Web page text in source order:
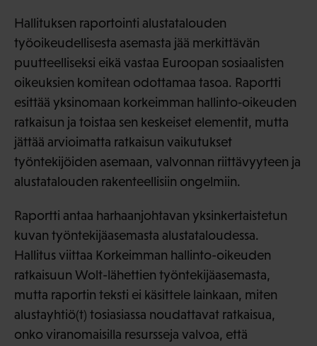
Hallituksen raportointi alustatalouden
työoikeudellisesta asemasta jää merkittävän
puutteelliseksi eikä vastaa Euroopan sosiaalisten
oikeuksien komitean odottamaa tasoa. Raportti
esittää yksinomaan korkeimman hallinto‑oikeuden
ratkaisun ja toistaa sen keskeiset elementit, mutta
jättää arvioimatta ratkaisun vaikutukset
työntekijöiden asemaan, valvonnan riittävyyteen ja
alustatalouden rakenteellisiin ongelmiin.
Raportti antaa harhaanjohtavan yksinkertaistetun
kuvan työntekijäasemasta alustataloudessa.
Hallitus viittaa Korkeimman hallinto-oikeuden
ratkaisuun Wolt-lähettien työntekijäasemasta,
mutta raportin teksti ei käsittele lainkaan, miten
alustayhtiö(t) tosiasiassa noudattavat ratkaisua,
onko viranomaisilla resursseja valvoa, että